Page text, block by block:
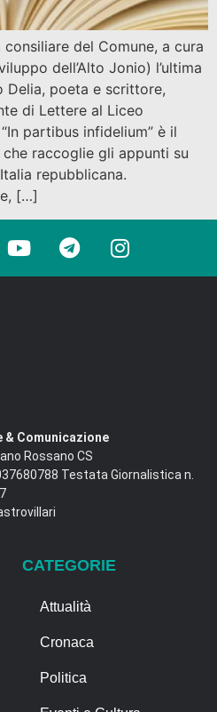
del Comune, a cura
dell’Alto Jonio) l’ultima
poeta e scrittore,
di Lettere al Liceo
partibus infidelium” è il
raccoglie gli appunti su
repubblicana.
[…]
Comunicazione
Rossano CS
Testata Giornalistica n.
CATEGORIE
Attualità
Cronaca
Politica